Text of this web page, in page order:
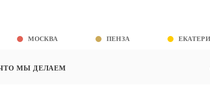
МОСКВА ПЕНЗА
МЫ ДЕЛАЕМ